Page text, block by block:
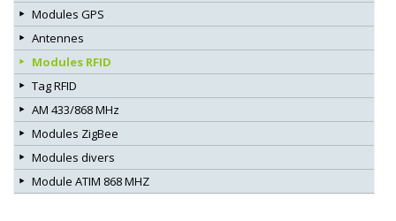
Modules GPS
Antennes
Modules RFID
Tag RFID
AM 433/868 MHz
Modules ZigBee
Modules divers
Module ATIM 868 MHZ